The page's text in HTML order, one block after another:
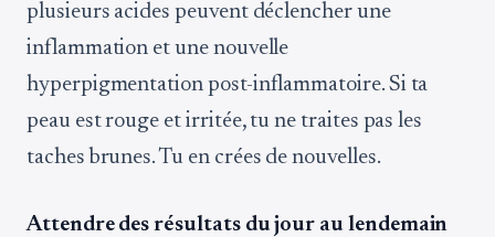
plusieurs acides peuvent déclencher une
inflammation et une nouvelle
hyperpigmentation post-inflammatoire. Si ta
peau est rouge et irritée, tu ne traites pas les
taches brunes. Tu en crées de nouvelles.
Attendre des résultats du jour au lendemain